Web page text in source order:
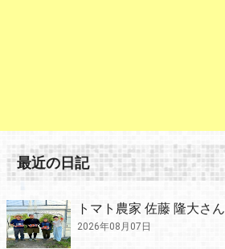
最近の日記
トマト農家 佐藤 隆大さん
2026年08月07日